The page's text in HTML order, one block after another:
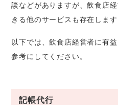
談などがありますが、飲食店
きる他のサービスも存在します
以下では、飲食店経営者に有
参考にしてください。
記帳代行